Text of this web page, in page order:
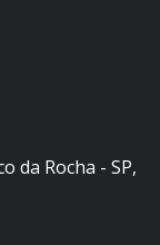
da Rocha - SP,